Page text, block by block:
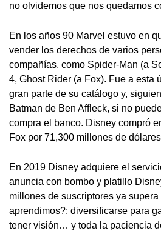
no olvidemos que nos quedamos
En los años 90 Marvel estuvo en
vender los derechos de varios
compañías, como Spider-Man (a
4, Ghost Rider (a Fox). Fue a esta
gran parte de su catálogo y,
Batman de Ben Affleck, si no
compra el banco. Disney compró
Fox por 71,300 millones de
En 2019 Disney adquiere el
anuncia con bombo y platillo
millones de suscriptores ya
aprendimos?: diversificarse para
tener visión… y toda la paciencia